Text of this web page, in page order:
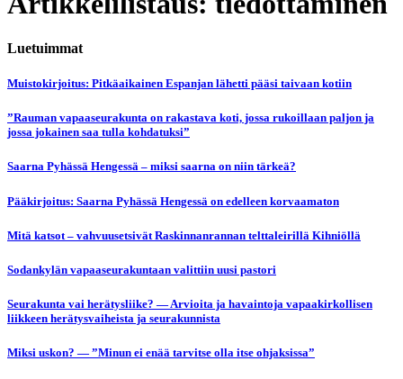
Luetuimmat
Muistokirjoitus: Pitkäaikainen Espanjan lähetti pääsi taivaan kotiin
”Rauman vapaaseurakunta on rakastava koti, jossa rukoillaan paljon ja
jossa jokainen saa tulla kohdatuksi”
Saarna Pyhässä Hengessä – miksi saarna on niin tärkeä?
Pääkirjoitus: Saarna Pyhässä Hengessä on edelleen korvaamaton
Mitä katsot – vahvuusetsivät Raskinnanrannan telttaleirillä Kihniöllä
Sodankylän vapaaseurakuntaan valittiin uusi pastori
Seurakunta vai herätysliike? — Arvioita ja havaintoja vapaakirkollisen
liikkeen herätysvaiheista ja seurakunnista
Miksi uskon? — ”Minun ei enää tarvitse olla itse ohjaksissa”